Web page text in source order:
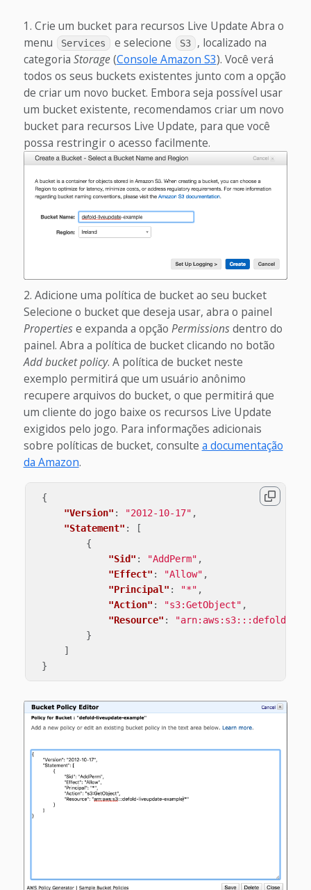
Crie um bucket para recursos Live Update Abra o
menu
Services e selecione S3
, localizado na
categoria Storage(Console Amazon S3). Você verá
todos os seus buckets existentes junto com a opção
de criar um novo bucket. Embora seja possível usar
um bucket existente, recomendamos criar um novo
bucket para recursos Live Update, para que você
possa restringir o acesso facilmente.
Adicione uma política de bucket ao seu bucket
Selecione o bucket que deseja usar, abra o painel
Propertiese expanda a opção Permissionsdentro do
painel. Abra a política de bucket clicando no botão
Add bucket policy. A política de bucket neste
exemplo permitirá que um usuário anônimo
recupere arquivos do bucket, o que permitirá que
um cliente do jogo baixe os recursos Live Update
exigidos pelo jogo. Para informações adicionais
sobre políticas de bucket, consulte a documentação
da Amazon.
{
"Version" : "2012-10-17" ,
"Statement" :
[
{
"Sid" : "AddPerm" ,
"Effect" : "Allow" ,
"Principal" : "*" ,
"Action" : "s3:GetObject" ,
"Resource" :
"arn:aws:s3:::defold-
}
]
}